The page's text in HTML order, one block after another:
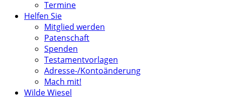
Termine
Helfen Sie
Mitglied werden
Patenschaft
Spenden
Testamentvorlagen
Adresse-/Kontoänderung
Mach mit!
Wilde Wiesel